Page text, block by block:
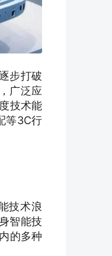
步打破
广泛应
技术能
等3C行
技术浪
智能技
的多种